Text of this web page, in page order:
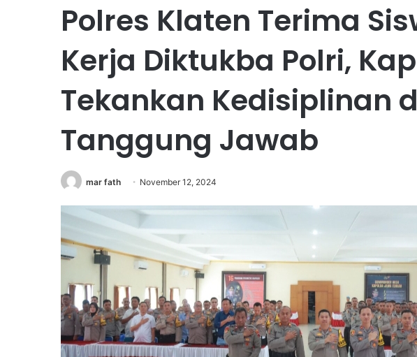
Polres Klaten Terima
Kerja Diktukba Polri,
Tekankan Kedisiplinan
Tanggung Jawab
mar fath November 12, 2024